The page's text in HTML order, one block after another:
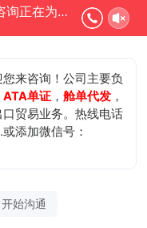
心海报关 欢迎您的咨询正在为您服务
来咨询！公司主要负
ATA单证 ，舱单代发 ，
口贸易业务。热线电话
添加微信号：
始沟通